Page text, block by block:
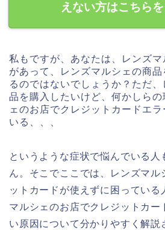
えない方はこちら
私もですが、あなたは、レンズ
があって、レンズマルシェの商
るのではないでしょうか？ただ
品を購入したいけど、何かしら
ェのお店でクレジットカードエ
いる、、、
というような症状で悩んでいる人
ん。そこでここでは、レンズマル
ットカードが使えずに困っている
マルシェのお店でクレジットカー
い原因について分かりやすく解説